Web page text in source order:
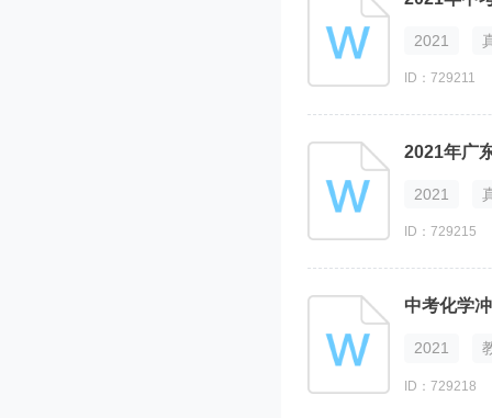
2021
ID：729211
2021年广
2021
ID：729215
中考化学
2021
ID：729218